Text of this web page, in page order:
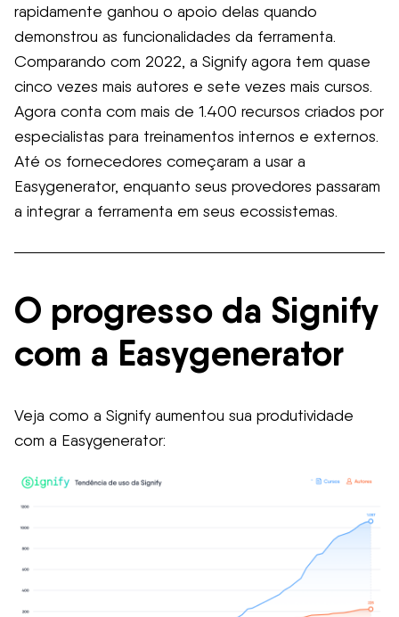
rapidamente ganhou o apoio delas quando
demonstrou as funcionalidades da ferramenta.
Comparando com 2022, a Signify agora tem quase
cinco vezes mais autores e sete vezes mais cursos.
Agora conta com mais de 1.400 recursos criados por
especialistas para treinamentos internos e externos.
Até os fornecedores começaram a usar a
Easygenerator, enquanto seus provedores passaram
a integrar a ferramenta em seus ecossistemas.
O progresso da Signify
com a Easygenerator
Veja como a Signify aumentou sua produtividade
com a Easygenerator: